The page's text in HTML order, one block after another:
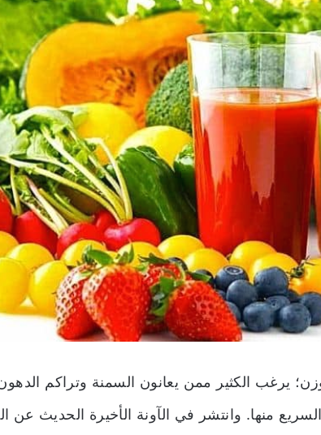
يرغب الكثير ممن يعانون السمنة وتراكم
منها. وانتشر في الآونة الأخيرة الحديث عن